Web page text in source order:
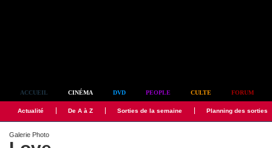
ACCUEIL CINÉMA DVD PEOPLE CULTE FORUM
Actualité De A à Z Sorties de la semaine Planning des sorties
Galerie Photo